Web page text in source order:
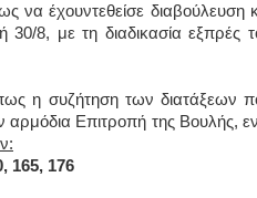
να έχουντεθείσε διαβούλευση
30/8, με τη διαδικασία εξπρές
πως η συζήτηση των διατάξεων
αρμόδια Επιτροπή της Βουλής,
165, 176